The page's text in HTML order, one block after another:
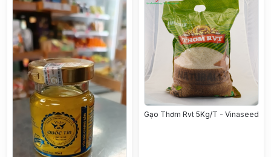
Gạo Thơm Rvt 5Kg/T - Vinaseed